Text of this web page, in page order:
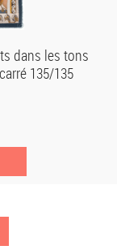
dans les tons
135/135